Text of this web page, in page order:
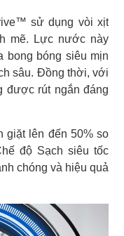
sử dụng vòi xịt
mẽ. Lực nước này
bong bóng siêu mịn
sâu. Đồng thời, với
được rút ngắn đáng
giặt lên đến 50% so
độ Sạch siêu tốc
chóng và hiệu quả